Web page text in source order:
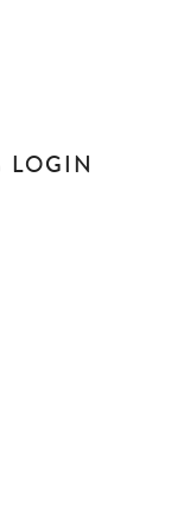
LOGIN